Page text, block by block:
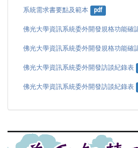
系統需求書要點及範本 pdf
佛光大學資訊系統委外開發規格功能確
佛光大學資訊系統委外開發規格功能確
佛光大學資訊系統委外開發訪談紀錄表
佛光大學資訊系統委外開發訪談紀錄表